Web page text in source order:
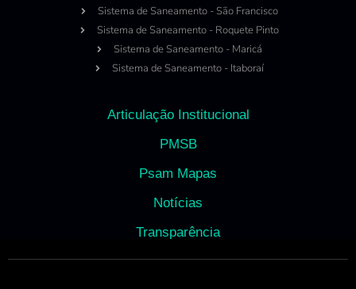
Sistema de Saneamento - São Francisco
Sistema de Saneamento - Roquete Pinto
Sistema de Saneamento - Maricá
Sistema de Saneamento - Itaboraí
Articulação Institucional
PMSB
Psam Mapas
Notícias
Transparência